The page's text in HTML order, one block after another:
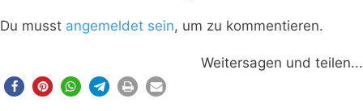
Du musst angemeldet sein, um zu kommentieren.
Weitersagen und teilen...